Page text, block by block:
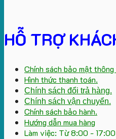
HỖ TRỢ
Chính sách bảo mật
Hình thức thanh toán.
Chính sách đổi trả hàng.
Chính sách vận chuyển.
Chính sách bảo hành.
Hướng dẫn mua hàng
Làm việc: Từ 8:00 -